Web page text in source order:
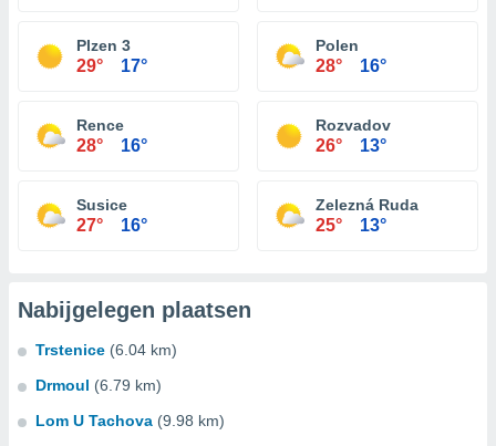
Plzen 3
29° 17°
Polen
28° 16°
Rence
28° 16°
Rozvadov
26° 13°
Susice
27° 16°
Zelezná Ruda
25° 13°
Nabijgelegen plaatsen
Trstenice (6.04 km)
Drmoul (6.79 km)
Lom U Tachova (9.98 km)